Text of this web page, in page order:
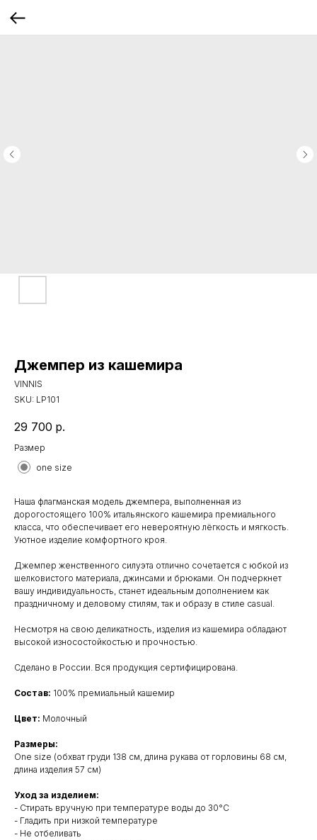
Джемпер из кашемира
VINNIS
SKU: LP101
29 700 р.
Размер
one size
Наша флагманская модель джемпера, выполненная из
дорогостоящего 100% итальянского кашемира премиального
класса, что обеспечивает его невероятную лёгкость и мягкость.
Уютное изделие комфортного кроя.
Джемпер женственного силуэта отлично сочетается с юбкой из
шелковистого материала, джинсами и брюками. Он подчеркнет
вашу индивидуальность, станет идеальным дополнением как
праздничному и деловому стилям, так и образу в стиле casual.
Несмотря на свою деликатность, изделия из кашемира обладают
высокой износостойкостью и прочностью.
Сделано в России. Вся продукция сертифицирована.
Состав: 100% премиальный кашемир
Цвет: Молочный
Размеры:
One size (обхват груди 138 см, длина рукава от горловины 68 см,
длина изделия 57 см)
Уход за изделием:
- Стирать вручную при температуре воды до 30°C
- Гладить при низкой температуре
- Не отбеливать